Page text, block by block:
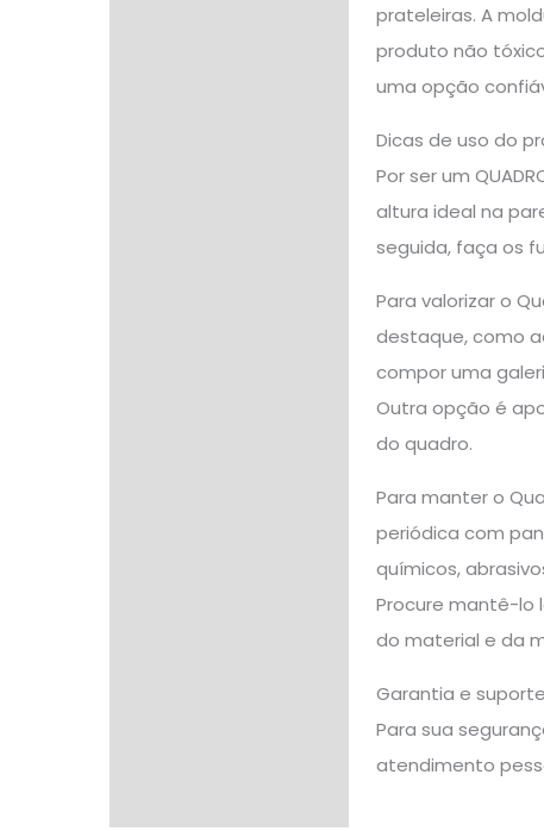
prateleiras. A
produto não
uma opção
Dicas de uso do
Por ser um
altura ideal na
seguida, faça os
Para valorizar o
destaque, como
compor uma
Outra opção é
do quadro.
Para manter o
periódica com
químicos,
Procure mantê-lo
do material e da
Garantia e suporte
Para sua
atendimento